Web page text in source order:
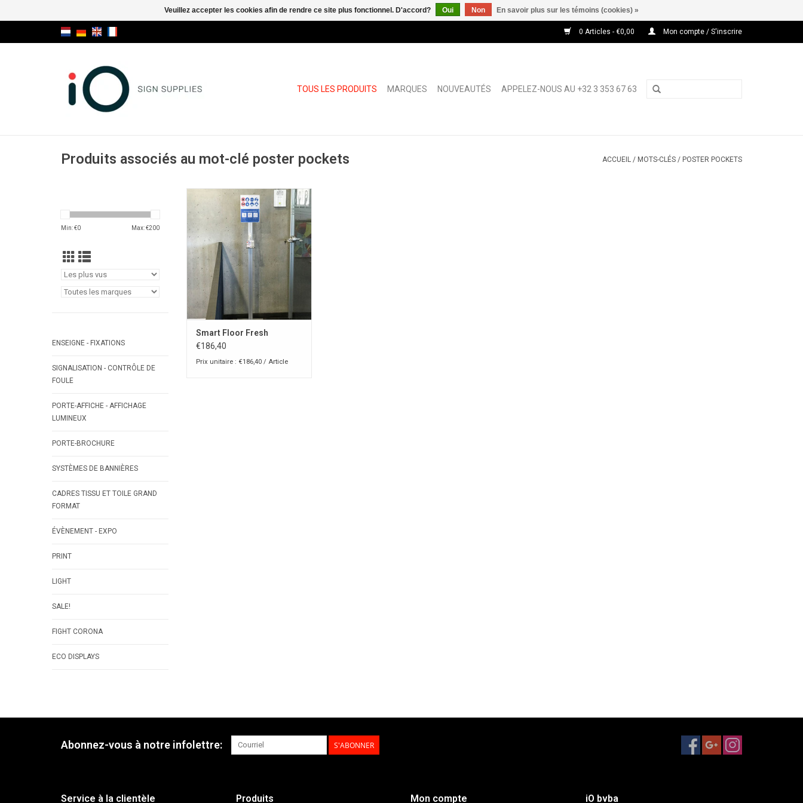
0 Articles - €0,00 Mon compte / S'inscrire
TOUS LES PRODUITS MARQUES NOUVEAUTÉS APPELEZ-NOUS AU +32 3 353 67 63
Produits associés au mot-clé poster pockets ACCUEIL / MOTS-CLÉS / POSTER POCKETS
Min: €0 Max: €200
ENSEIGNE - FIXATIONS
SIGNALISATION - CONTRÔLE DE
FOULE
PORTE-AFFICHE - AFFICHAGE
LUMINEUX
PORTE-BROCHURE
SYSTÈMES DE BANNIÈRES
CADRES TISSU ET TOILE GRAND
FORMAT
ÉVÈNEMENT - EXPO
PRINT
LIGHT
SALE!
FIGHT CORONA
ECO DISPLAYS
Smart Floor Fresh
Info-Display avec étagère intégrée
pour distributeur de désinfectants
et porte affiche en DIN A4 ou A3
pour vos informations Corona ou
publicitaires.
AJOUTER AU PANIER
Smart Floor Fresh
€186,40
Prix unitaire : €186,40 / Article
Abonnez-vous à notre infolettre: S'ABONNER
Service à la clientèle Produits Mon compte iO bvba
Veuillez accepter les cookies afin de rendre ce site plus fonctionnel. D'accord? Oui Non En savoir plus sur les témoins (cookies) »